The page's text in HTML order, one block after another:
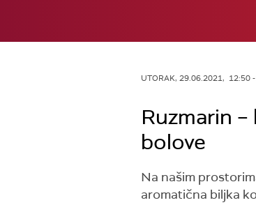
UTORAK, 29.06.2021, 12:50
Ruzmarin
bolove
Na našim
aromatična biljka